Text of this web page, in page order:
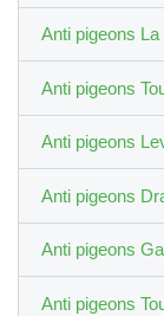
Anti pigeons
Anti pigeons
Anti pigeons
Anti pigeons
Anti pigeons
Anti pigeons